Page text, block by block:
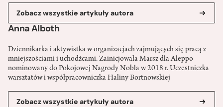
Zobacz wszystkie artykuły autora
Anna Alboth
Dziennikarka i aktywistka w organizacjach zajmujących się pracą z
mniejszościami i uchodźcami. Zainicjowała Marsz dla Aleppo
nominowany do Pokojowej Nagrody Nobla w 2018 r. Uczestniczka
warsztatów i współpracowniczka Haliny Bortnowskiej
Zobacz wszystkie artykuły autora